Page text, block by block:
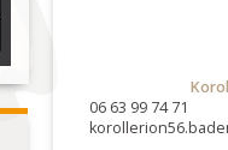
06 63 99 74 71